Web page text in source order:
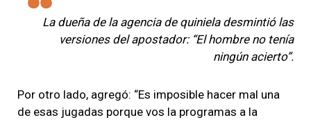
La dueña de la agencia de quiniela desmintió las
versiones del apostador: “El hombre no tenía
ningún acierto”.
Por otro lado, agregó: “Es imposible hacer mal una
de esas jugadas porque vos la programas a la